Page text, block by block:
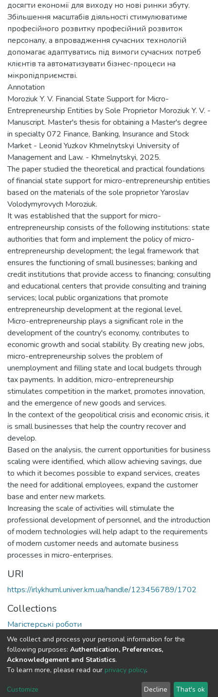
досягти економії для виходу но нові ринки збуту.
Збільшення масштабів діяльності стимулюватиме
професійного розвитку професійний розвиток
персоналу, а впровадження сучасних технологій
допомагає адаптуватись під вимоги сучасних потреб
клієнтів та автоматизувати бізнес-процеси на
мікропідприємстві.
Annotation
Moroziuk Y. V. Financial State Support for Micro-
Entrepreneurship Entities by Sole Proprietor Moroziuk Y. V. -
Manuscript. Master's thesis for obtaining a Master's degree
in specialty 072 Finance, Banking, Insurance and Stock
Market - Leonid Yuzkov Khmelnytskyi University of
Management and Law. - Khmelnytskyi, 2025.
The paper studied the theoretical and practical foundations
of financial state support for micro-entrepreneurship entities
based on the materials of the sole proprietor Yaroslav
Volodymyrovych Moroziuk.
It was established that the support for micro-
entrepreneurship consists of the following institutions: state
authorities that form and implement the policy of micro-
entrepreneurship development; the legal framework that
ensures the functioning of small businesses; banking and
credit institutions that provide access to financing; consulting
and educational centers that provide consulting and training
services; local public organizations that promote
entrepreneurship development at the regional level.
Micro-entrepreneurship plays a significant role in the
development of the country's economy, contributes to
economic growth and social stability. By creating new jobs,
micro-entrepreneurship solves the problem of
unemployment and filling state and local budgets through
tax payments. In addition, micro-entrepreneurship
stimulates competition in the market, promotes innovation,
and the emergence of new goods and services.
In the context of the geopolitical crisis and economic crisis, it
is small businesses that help the country recover and
develop.
Based on the analysis, the current opportunities for business
scaling were identified, which allow achieving savings, due
to which it becomes possible to expand services, creates
the need for additional employees, expand the customer
base and enter new markets.
Increasing the scale of activities will stimulate the
professional development of personnel, and the introduction
of modern technologies will help adapt to the requirements
of modern customer needs and automate business
processes in micro-enterprises.
URI
https://irlykhuml.univer.km.ua/handle/123456789/1702
Collections
Магістерські роботи
Full item page
DSpace software copyright © 2002-2026
Cookie
End User
Send
We collect and process your personal information for the
following purposes: Authentication, Preferences,
Acknowledgement and Statistics.
To learn more, please read our privacy policy.
Customize Decline That's ok